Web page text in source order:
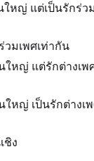
ใหญ่ แต่เป็นรักร่ว
วมเพศเท่ากัน
ใหญ่ แต่รักต่างเพ
ใหญ่ เป็นรักต่างเ
ชิง